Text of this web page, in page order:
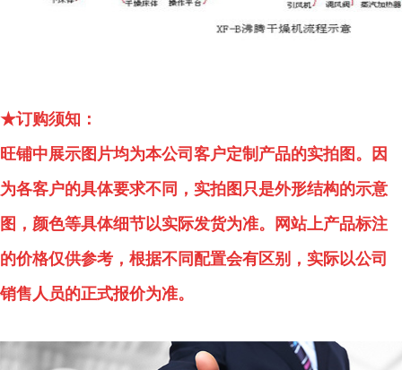
★订购须知：
旺铺中展示图片均为本公司客户定制产品的实拍图。因
为各客户的具体要求不同，实拍图只是外形结构的示意
图，颜色等具体细节以实际发货为准。网站上产品标注
的价格仅供参考，根据不同配置会有区别，实际以公司
销售人员的正式报价为准。